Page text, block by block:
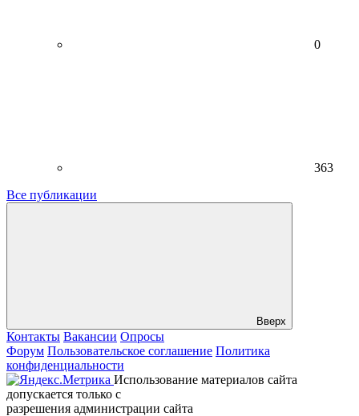
0
363
Все публикации
Вверх
Контакты Вакансии Опросы
Форум Пользовательское соглашение Политика
конфиденциальности
Использование материалов сайта
допускается только с
разрешения администрации сайта